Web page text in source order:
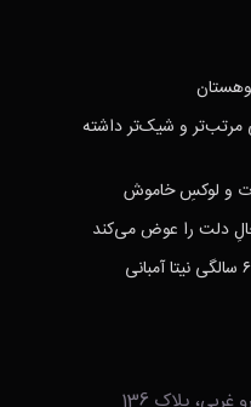
مرتب‌تر و شیک‌تر داشته
و لوکسِ خاموش
دلت را عوض می‌کند